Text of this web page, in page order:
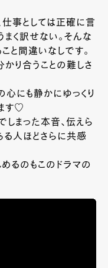
事としては正確に言
く訳せない。そんな
と間違いなしです。
かり合うことの難しさ
にも静かにゆっくり
す♡
しまった本音、伝えら
人ほどさらに共感
るのもこのドラマの